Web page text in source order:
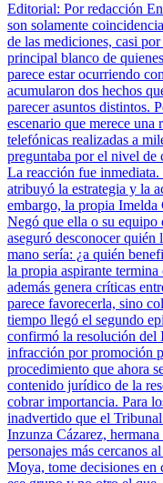
Editorial: Por redacción
son solamente
de las mediciones, casi
principal blanco de
parece estar ocurriendo
acumularon dos hechos
parecer asuntos distintos.
escenario que merece
telefónicas realizadas a
preguntaba por el nivel de
La reacción fue
atribuyó la estrategia y la
embargo, la propia Imelda
Negó que ella o su equipo
aseguró desconocer quién
mano sería: ¿a quién
la propia aspirante
además genera críticas
parece favorecerla, sino
tiempo llegó el segundo
confirmó la resolución del
infracción por promoción
procedimiento que ahora
contenido jurídico de la
cobrar importancia. Para
inadvertido que el
Inzunza Cázarez,
personajes más cercanos
Moya, tome decisiones en